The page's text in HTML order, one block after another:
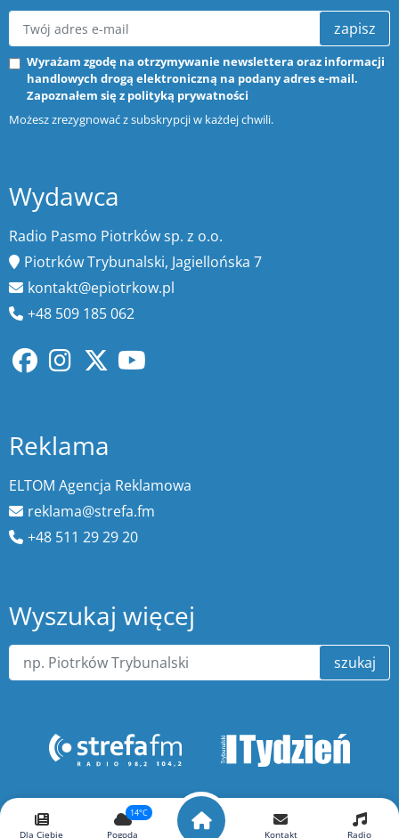
zapisz
Wyrażam zgodę na otrzymywanie newslettera oraz informacji
handlowych drogą elektroniczną na podany adres e-mail.
Zapoznałem się z polityką prywatności
Możesz zrezygnować z subskrypcji w każdej chwili.
Wydawca
Radio Pasmo Piotrków sp. z o.o.
Piotrków Trybunalski, Jagiellońska 7
kontakt@epiotrkow.pl
+48 509 185 062
Reklama
ELTOM Agencja Reklamowa
reklama@strefa.fm
+48 511 29 29 20
Wyszukaj więcej
szukaj
O portalu ePiotrkow.pl
Dla Ciebie
14°C
Pogoda Kontakt Radio